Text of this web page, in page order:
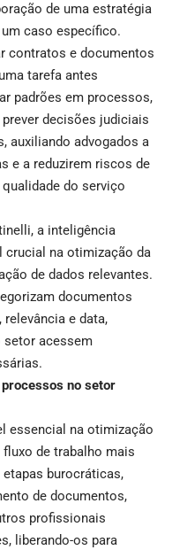
de uma estratégia
caso específico.
contratos e documentos
tarefa antes
padrões em processos,
decisões judiciais
auxiliando advogados a
e a reduzirem riscos de
do serviço
a inteligência
crucial na otimização da
de dados relevantes.
documentos
e data,
setor acessem
no setor
essencial na otimização
de trabalho mais
burocráticas,
de documentos,
profissionais
liberando-os para